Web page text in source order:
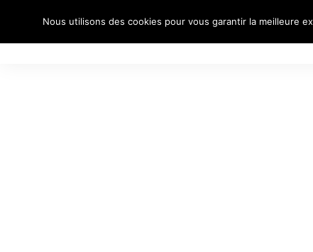
À
Nous utilisons des cookies pour vous garantir la meilleure